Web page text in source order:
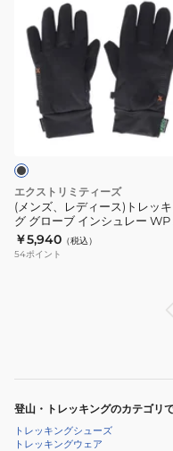
ズ、
ト
レ
ッ
キ
ン
シ
ュ
エクストリミティーズ
(メンズ、レディース)トレッ
グ グローブ インシュレー WP
ワーライナー グローブ
￥5,940 （税込）
54ポイント
登山・トレッキングのカテゴリ
トレッキングシューズ
トレッキングウェア